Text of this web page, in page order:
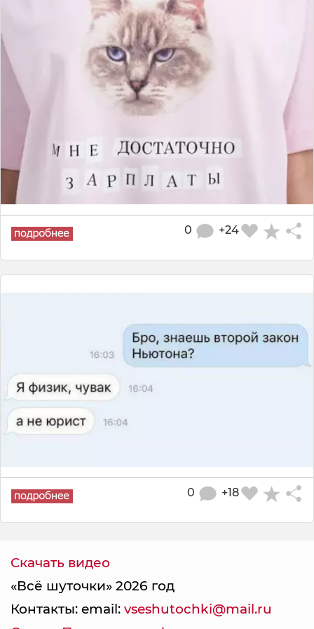
+24
0
+18
0
Скачать видео
«Всё шуточки» 2026 год
Контакты: email: vseshutochki@mail.ru